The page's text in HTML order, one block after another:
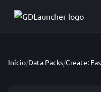
Início/Data Packs/